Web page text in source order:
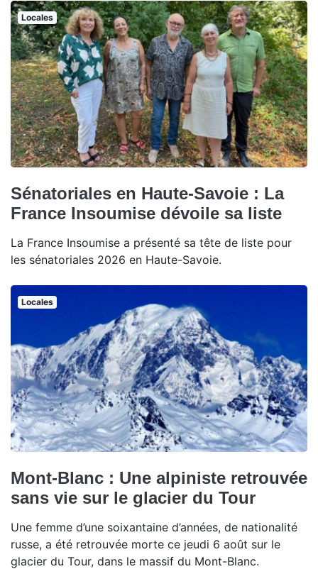
Locales
Sénatoriales en Haute-Savoie : La
France Insoumise dévoile sa liste
La France Insoumise a présenté sa tête de liste pour
les sénatoriales 2026 en Haute-Savoie.
Locales
Mont-Blanc : Une alpiniste retrouvée
sans vie sur le glacier du Tour
Une femme d’une soixantaine d’années, de nationalité
russe, a été retrouvée morte ce jeudi 6 août sur le
glacier du Tour, dans le massif du Mont-Blanc.